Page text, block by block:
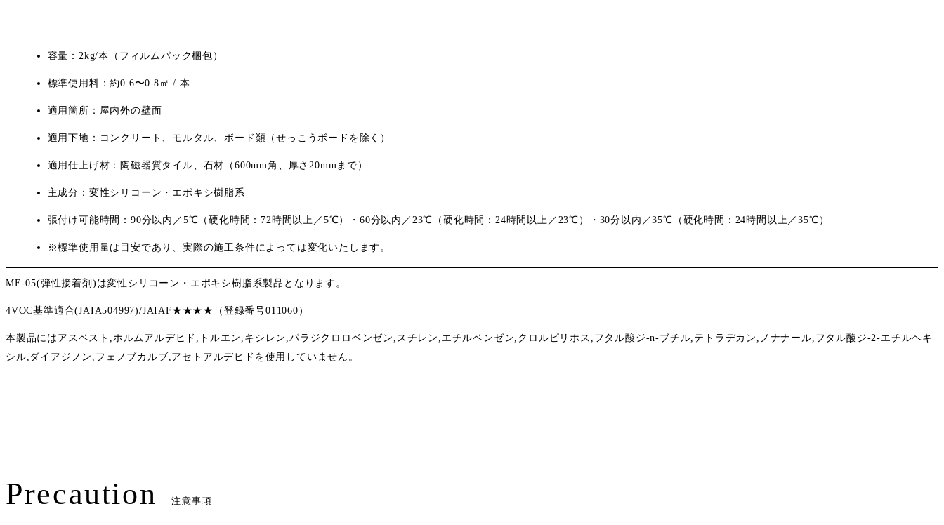
容量：2kg/本（フィルムパック梱包）
標準使用料：約0.6〜0.8㎡ / 本
適用箇所：屋内外の壁面
適用下地：コンクリート、モルタル、ボード類（せっこうボードを除く）
適用仕上げ材：陶磁器質タイル、石材（600mm角、厚さ20mmまで）
主成分：変性シリコーン・エポキシ樹脂系
張付け可能時間：90分以内／5℃（硬化時間：72時間以上／5℃）・60分以内／23℃（硬化時間：24時間以上／23℃）・30分以内／35℃（硬化時間：24時間以上／35℃）
※標準使用量は目安であり、実際の施工条件によっては変化いたします。
ME-05(弾性接着剤)は変性シリコーン・エポキシ樹脂系製品となります。
4VOC基準適合(JAIA504997)/JAIAF★★★★（登録番号011060）
本製品にはアスベスト,ホルムアルデヒド,トルエン,キシレン,パラジクロロベンゼン,スチレン,エチルベンゼン,クロルピリホス,フタル酸ジ-n-ブチル,テトラデカン,ノナナール,フタル酸ジ-2-エチルヘキ
シル,ダイアジノン,フェノブカルブ,アセトアルデヒドを使用していません。
Precaution 注意事項